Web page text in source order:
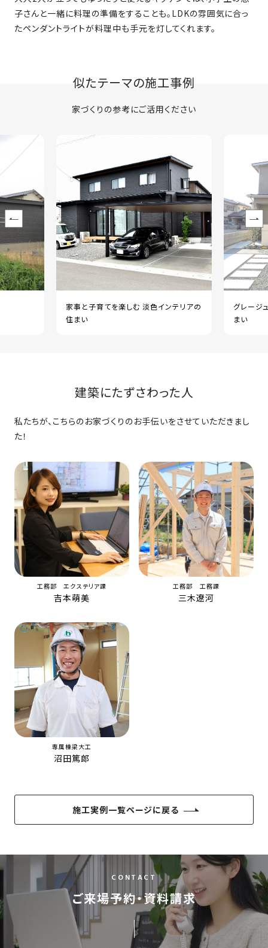
子さんと一緒に料理の準備をすることも。LDKの雰囲気に合っ
たペンダントライトが料理中も手元を灯してくれます。
似たテーマの施工事例
家づくりの参考にご活用ください
家事と子育てを楽しむ 淡色インテリアの
住まい
グレージ
まい
建築にたずさわった人
私たちが、こちらのお家づくりのお手伝いをさせていただきまし
た！
工務部 エクステリア課
吉本萌美
工務部 工務課
三木遼河
専属棟梁大工
沼田篤郎
施工実例一覧ページに戻る
CONTACT
ご来場予約・資料請求